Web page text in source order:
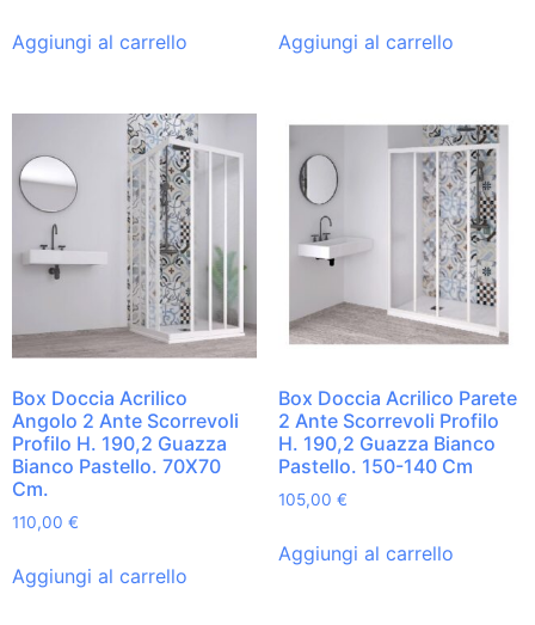
Aggiungi al carrello Aggiungi al carrello
Box Doccia Acrilico
Angolo 2 Ante Scorrevoli
Profilo H. 190,2 Guazza
Bianco Pastello. 70X70
Cm.
110,00 €
Aggiungi al carrello
Box Doccia Acrilico Parete
2 Ante Scorrevoli Profilo
H. 190,2 Guazza Bianco
Pastello. 150-140 Cm
105,00 €
Aggiungi al carrello